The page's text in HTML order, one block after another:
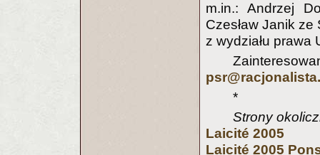
m.in.: Andrzej
Czesław Janik
z wydziału prawa
*
Strony
Laicité 2005
Laicité 2005